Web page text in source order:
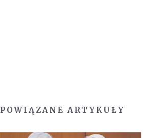
POWIĄZANE ARTYKUŁY